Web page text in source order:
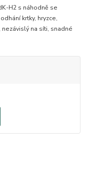
H2 s náhodně se
krtky, hryzce,
na síti, snadné